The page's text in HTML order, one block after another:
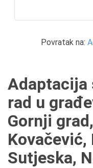
Povratak na:
Adaptacija
rad u
Gornji
Kovačević,
Sutjeska,